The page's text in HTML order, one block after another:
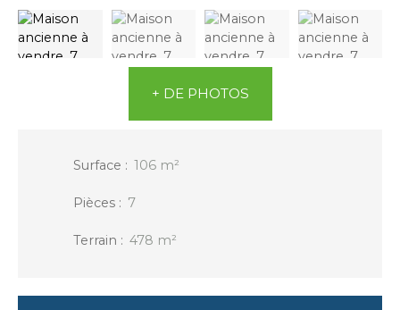
+ DE PHOTOS
Surface : 106 m²
Pièces : 7
Terrain : 478 m²